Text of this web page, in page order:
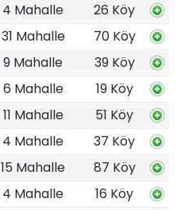
4 Mahalle
26 Köy
31 Mahalle
70 Köy
9 Mahalle
39 Köy
6 Mahalle
19 Köy
11 Mahalle
51 Köy
4 Mahalle
37 Köy
15 Mahalle
87 Köy
4 Mahalle
16 Köy